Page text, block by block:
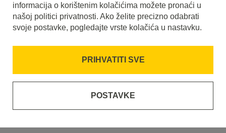
informacija o korištenim kolačićima možete pronaći u
našoj politici privatnosti. Ako želite precizno odabrati
svoje postavke, pogledajte vrste kolačića u nastavku.
PRIHVATITI SVE
POSTAVKE